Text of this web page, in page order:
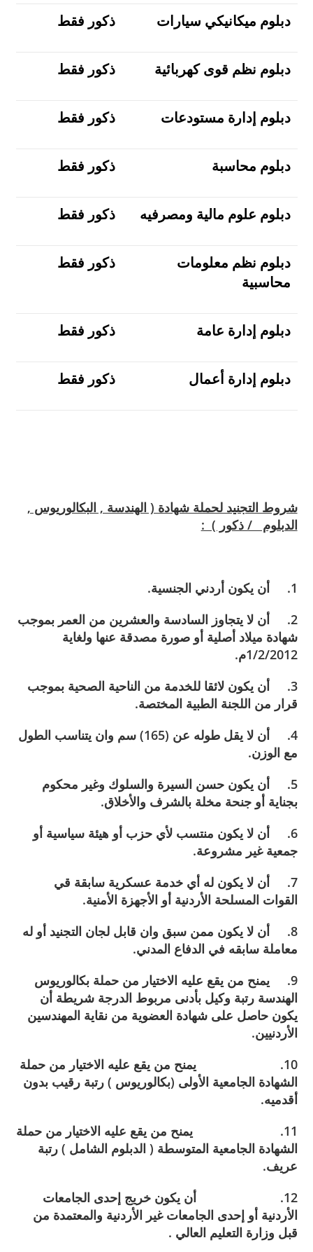
دبلوم ميكانيكي سيارات ذكور فقط
دبلوم نظم قوى كهربائية ذكور فقط
دبلوم إدارة مستودعات ذكور فقط
دبلوم محاسبة ذكور فقط
دبلوم علوم مالية ومصرفيه ذكور فقط
دبلوم نظم معلومات
محاسبية
ذكور فقط
دبلوم إدارة عامة ذكور فقط
دبلوم إدارة أعمال ذكور فقط
شروط التجنيد لحملة شهادة ( الهندسة , البكالوريوس ,
الدبلوم / ذكور ) :
1. أن يكون أردني الجنسية.
2. أن لا يتجاوز السادسة والعشرين من العمر بموجب
شهادة ميلاد أصلية أو صورة مصدقة عنها ولغاية
1/2/2012م.
3. أن يكون لائقا للخدمة من الناحية الصحية بموجب
قرار من اللجنة الطبية المختصة.
4. أن لا يقل طوله عن (165) سم وان يتناسب الطول
مع الوزن.
5. أن يكون حسن السيرة والسلوك وغير محكوم
بجناية أو جنحة مخلة بالشرف والأخلاق.
6. أن لا يكون منتسب لأي حزب أو هيئة سياسية أو
جمعية غير مشروعة.
7. أن لا يكون له أي خدمة عسكرية سابقة قي
القوات المسلحة الأردنية أو الأجهزة الأمنية.
8. أن لا يكون ممن سبق وان قابل لجان التجنيد أو له
معاملة سابقه في الدفاع المدني.
9. يمنح من يقع عليه الاختيار من حملة بكالوريوس
الهندسة رتبة وكيل بأدنى مربوط الدرجة شريطة أن
يكون حاصل على شهادة العضوية من نقاية المهندسين
الأردنيين.
10. يمنح من يقع عليه الاختيار من حملة
الشهادة الجامعية الأولى (بكالوريوس ) رتبة رقيب بدون
أقدميه.
11. يمنح من يقع عليه الاختيار من حملة
الشهادة الجامعية المتوسطة ( الدبلوم الشامل ) رتبة
عريف.
12. أن يكون خريج إحدى الجامعات
الأردنية أو إحدى الجامعات غير الأردنية والمعتمدة من
قبل وزارة التعليم العالي .